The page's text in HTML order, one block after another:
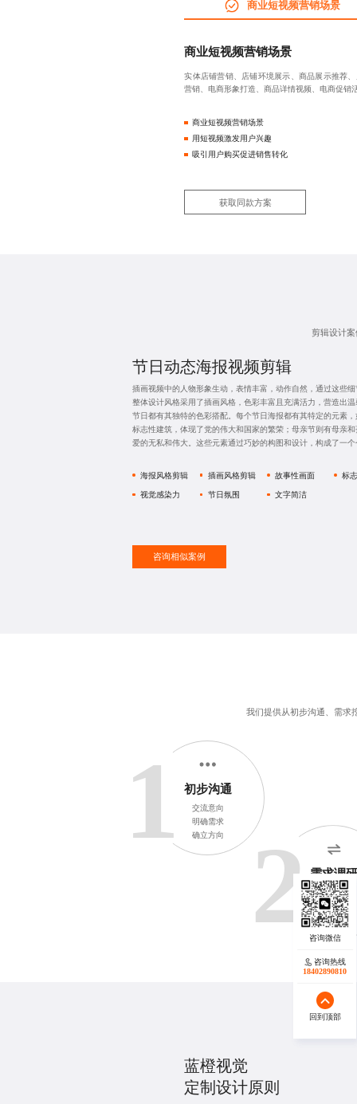
商业短视频营销场景
商业短视频营销场景
实体店铺营销、店铺环境展示、商品展示推荐
营销、电商形象打造、商品详情视频、电商促
商业短视频营销场景
用短视频激发用户兴趣
吸引用户购买促进销售转化
获取同款方案
剪辑设计
节日动态海报视频剪辑
插画视频中的人物形象生动，表情丰富，动作自然，通过这些
整体设计风格采用了插画风格，色彩丰富且充满活力，营造出
节日都有其独特的色彩搭配。每个节日海报都有其特定的元素
标志性建筑，体现了党的伟大和国家的繁荣；母亲节则有母亲
爱的无私和伟大。这些元素通过巧妙的构图和设计，构成了一
海报风格剪辑 插画风格剪辑 故事性画面 标
视觉感染力 节日氛围 文字简洁
咨询相似案例
我们提供从初步沟通、需求
1 初步沟通
交流意向
明确需求
确立方向
2 需求调
信息搜集
深入分析
精准定位
蓝橙视觉
定制设计原则
咨询热线
17723342546
回到顶部
咨询热线
18402890810
回到顶部